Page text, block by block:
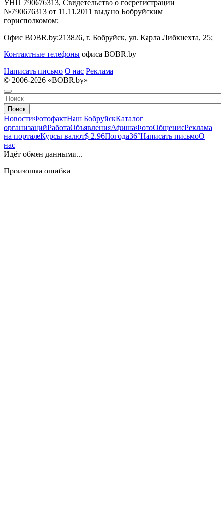
УНП 790676313, Свидетельство о госрегистрации
№790676313 от 11.11.2011 выдано Бобруйским
горисполкомом;
Офис BOBR.by:213826, г. Бобруйск, ул. Карла Либкнехта, 25;
Контактные телефоны офиса BOBR.by
Написать письмо О нас Реклама
© 2006-2026 «BOBR.by»
Поиск
НовостиФотофактНаш БобруйскКаталог
организацийРаботаОбъявленияАфишаФотоОбщениеРеклама
на порталеКурсы валют$ 2.96Погода36°Написать письмоО
нас
Идёт обмен данными...
Произошла ошибка